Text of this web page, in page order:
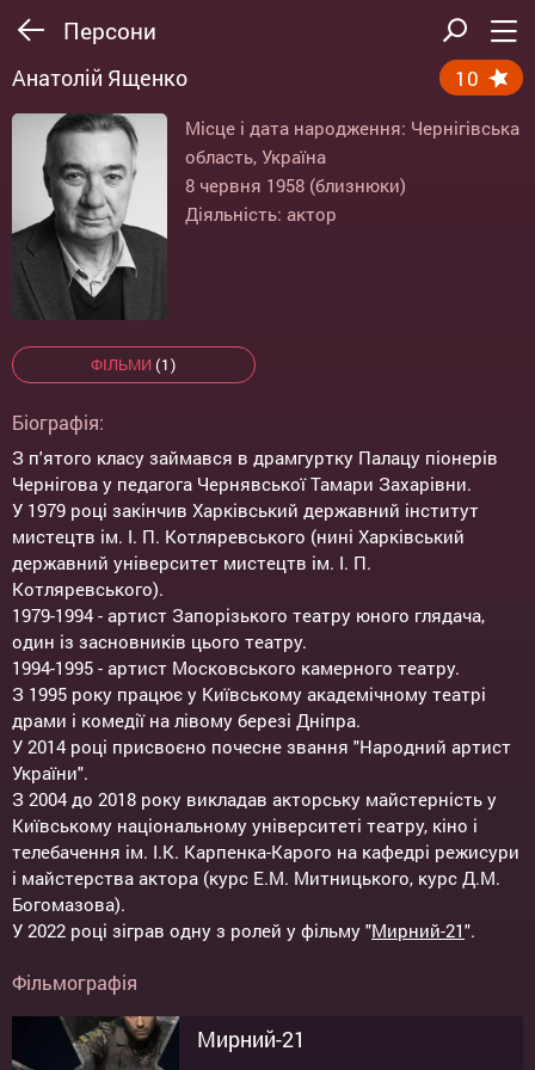
Персони
Анатолій Ященко 10
Місце і дата народження: Чернігівська
область, Україна
8 червня 1958 (близнюки)
Діяльність: актор
ФІЛЬМИ (1)
Біографія:
З п'ятого класу займався в драмгуртку Палацу піонерів
Чернігова у педагога Чернявської Тамари Захарівни.
У 1979 році закінчив Харківський державний інститут
мистецтв ім. І. П. Котляревського (нині Харківський
державний університет мистецтв ім. І. П.
Котляревського).
1979-1994 - артист Запорізького театру юного глядача,
один із засновників цього театру.
1994-1995 - артист Московського камерного театру.
З 1995 року працює у Київському академічному театрі
драми і комедії на лівому березі Дніпра.
У 2014 році присвоєно почесне звання "Народний артист
України".
З 2004 до 2018 року викладав акторську майстерність у
Київському національному університеті театру, кіно і
телебачення ім. І.К. Карпенка-Карого на кафедрі режисури
і майстерства актора (курс Е.М. Митницького, курс Д.М.
Богомазова).
У 2022 році зіграв одну з ролей у фільму "Мирний-21".
Фільмографія
Мирний-21